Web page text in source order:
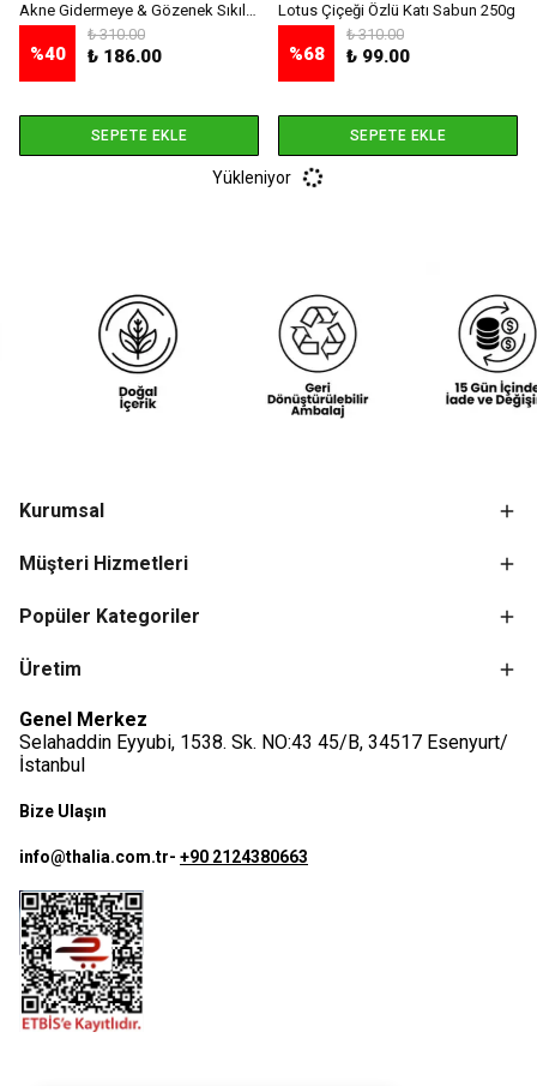
Akne Gidermeye & Gözenek Sıkılaştırmaya Yardımcı Marjoram Doğal Katı Sabun 120 gr
%40
₺ 310.00
₺ 186.00
SEPETE EKLE
Lotus Çiçeği Özlü Katı Sabun 250g
%68
₺ 310.00
₺ 99.00
SEPETE EKLE
Yükleniyor
Kurumsal
Müşteri Hizmetleri
Popüler Kategoriler
Üretim
Genel Merkez
Selahaddin Eyyubi, 1538. Sk. NO:43 45/B, 34517 Esenyurt/
İstanbul
Bize Ulaşın
info@thalia.com.tr- +90 2124380663